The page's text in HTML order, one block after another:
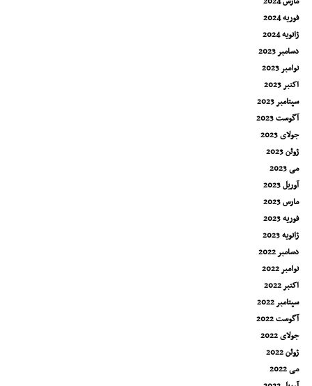
فوریه 2024
ژانویه 2024
دسامبر 2023
نوامبر 2023
اکتبر 2023
سپتامبر 2023
آگوست 2023
جولای 2023
ژوئن 2023
می 2023
آوریل 2023
مارس 2023
فوریه 2023
ژانویه 2023
دسامبر 2022
نوامبر 2022
اکتبر 2022
سپتامبر 2022
آگوست 2022
جولای 2022
ژوئن 2022
می 2022